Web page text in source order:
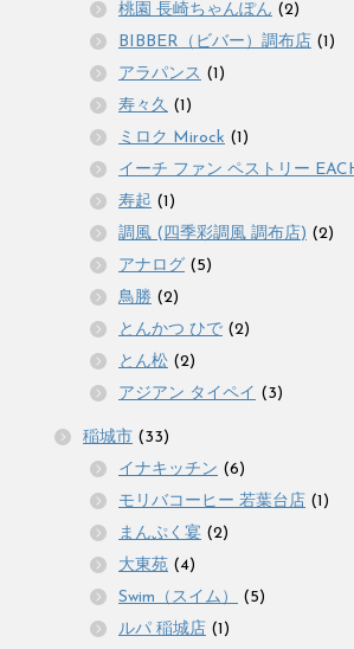
桃園 長崎ちゃんぽん (2)
BIBBER（ビバー）調布店 (1)
アラパンス (1)
寿々久 (1)
ミロク Mirock (1)
イーチ ファン ペストリー
寿起 (1)
調風 (四季彩調風 調布店) (2)
アナログ (5)
鳥勝 (2)
とんかつ ひで (2)
とん松 (2)
アジアン タイペイ (3)
稲城市 (33)
イナキッチン (6)
モリバコーヒー 若葉台店 (1)
まんぷく宴 (2)
大東苑 (4)
Swim（スイム）
(5)
ルパ 稲城店 (1)